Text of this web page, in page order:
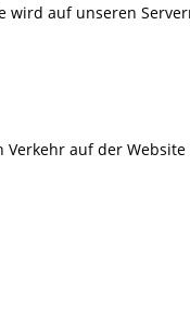
wird auf unseren
auf der